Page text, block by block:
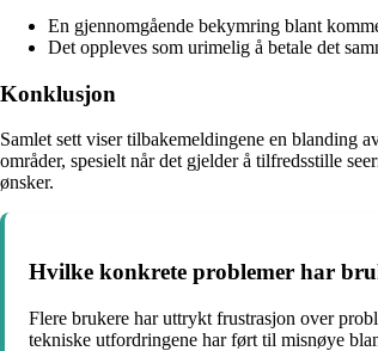
En gjennomgående bekymring blant
Det oppleves som urimelig å betale det
Konklusjon
Samlet sett viser tilbakemeldingene en blanding
områder, spesielt når det gjelder å tilfredsstille
ønsker.
Hvilke konkrete problemer har
Flere brukere har uttrykt frustrasjon over
tekniske utfordringene har ført til misnøye